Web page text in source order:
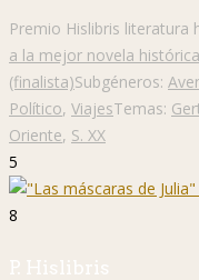
Premio Hislibris literatura
a la mejor novela
(finalista)Subgéneros:
Político, ViajesTemas:
Oriente, S. XX
5
8
P. Hislibris